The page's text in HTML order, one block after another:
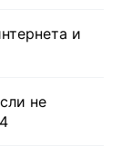
и
не